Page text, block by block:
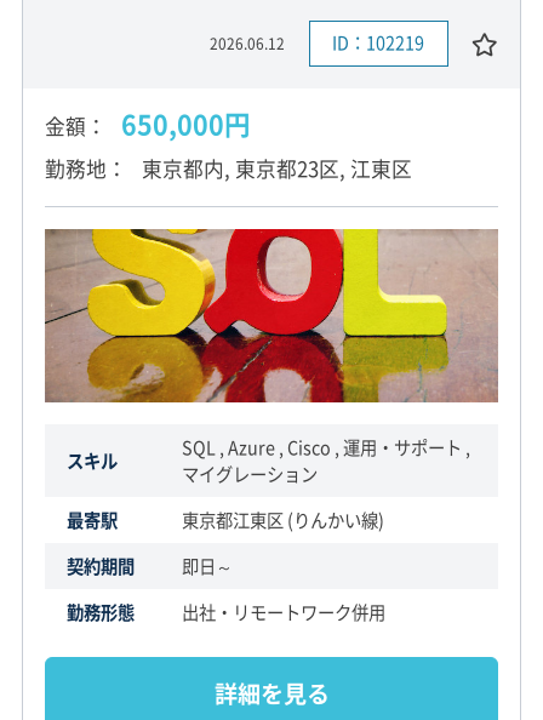
2026.06.12 ID：102219
金額 650,000円
勤務地 東京都内, 東京都23区, 江東区
スキル
SQL , Azure , Cisco , 運用・サポート ,
マイグレーション
最寄駅
東京都江東区 (りんかい線)
契約期間
即日～
勤務形態
出社・リモートワーク併用
詳細を見る